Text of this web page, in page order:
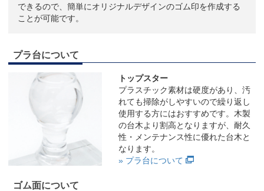
できるので、簡単にオリジナルデザインのゴム印を作成する
ことが可能です。
プラ台について
トップスター
プラスチック素材は硬度があり、汚
れても掃除がしやすいので繰り返し
使用する方にはおすすめです。木製
の台木より割高となりますが、耐久
性・メンテナンス性に優れた台木と
なります。
» プラ台について
ゴム面について